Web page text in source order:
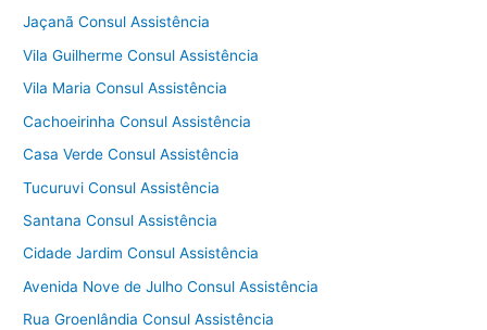
Jaçanã Consul Assistência
Vila Guilherme Consul Assistência
Vila Maria Consul Assistência
Cachoeirinha Consul Assistência
Casa Verde Consul Assistência
Tucuruvi Consul Assistência
Santana Consul Assistência
Cidade Jardim Consul Assistência
Avenida Nove de Julho Consul Assistência
Rua Groenlândia Consul Assistência